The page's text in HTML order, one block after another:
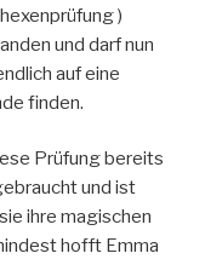
)
und darf nun
auf eine
finden.
Prüfung bereits
und ist
ihre magischen
hofft Emma